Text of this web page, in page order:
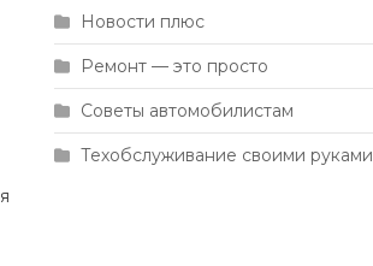
Новости плюс
Ремонт — это просто
Советы автомобилистам
Техобслуживание своими руками